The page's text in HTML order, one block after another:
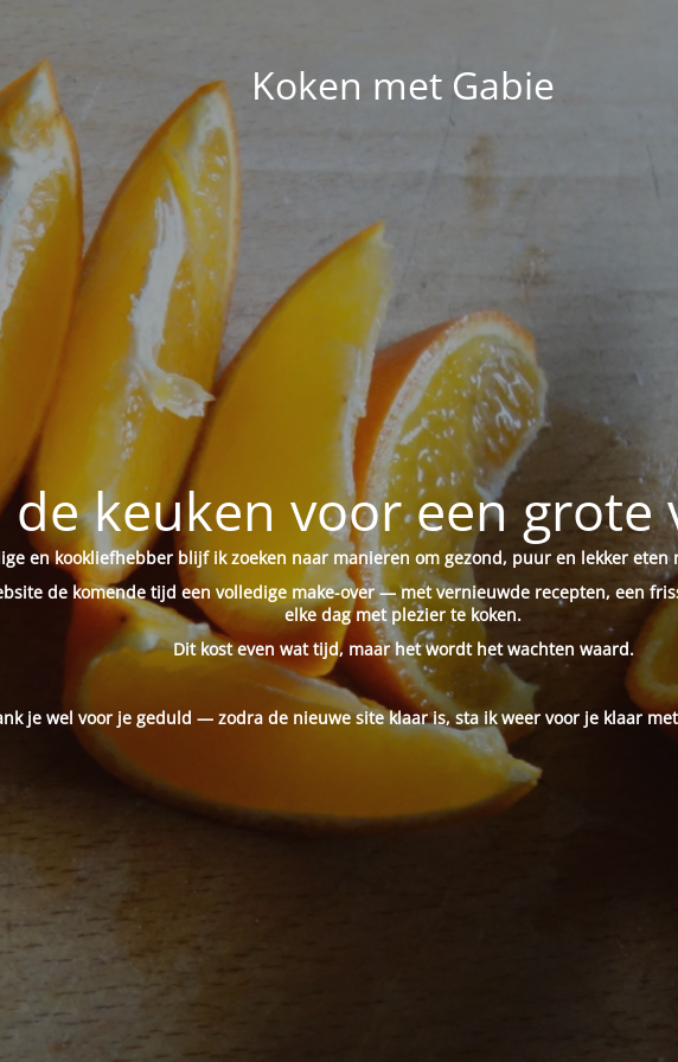
Koken met Gabie
de keuken voor een
en kookliefhebber blijf ik zoeken naar manieren om gezond, puur en lekker
de komende tijd een volledige make-over — met vernieuwde recepten, een
elke dag met plezier te koken.
Dit kost even wat tijd, maar het wordt het wachten waard.
je wel voor je geduld — zodra de nieuwe site klaar is, sta ik weer voor je klaar